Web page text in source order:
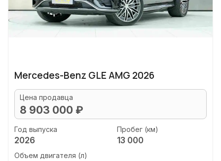
Mercedes-Benz GLE AMG 2026
Цена продавца
8 903 000 ₽
Год выпуска
2026
Пробег (км)
13 000
Объем двигателя (л)